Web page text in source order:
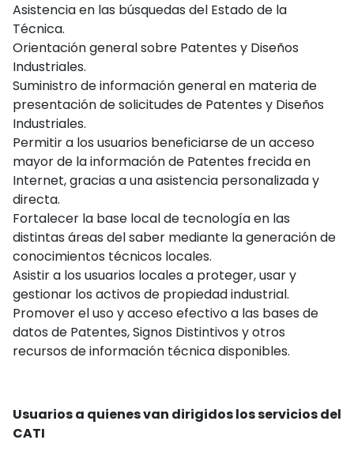
Asistencia en las búsquedas del Estado de la
Técnica.
Orientación general sobre Patentes y Diseños
Industriales.
Suministro de información general en materia de
presentación de solicitudes de Patentes y Diseños
Industriales.
Permitir a los usuarios beneficiarse de un acceso
mayor de la información de Patentes frecida en
Internet, gracias a una asistencia personalizada y
directa.
Fortalecer la base local de tecnología en las
distintas áreas del saber mediante la generación de
conocimientos técnicos locales.
Asistir a los usuarios locales a proteger, usar y
gestionar los activos de propiedad industrial.
Promover el uso y acceso efectivo a las bases de
datos de Patentes, Signos Distintivos y otros
recursos de información técnica disponibles.
Usuarios a quienes van dirigidos los servicios del
CATI